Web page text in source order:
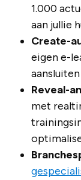
1.000
aan jullie
Create-
eigen e-
Reveal-
met